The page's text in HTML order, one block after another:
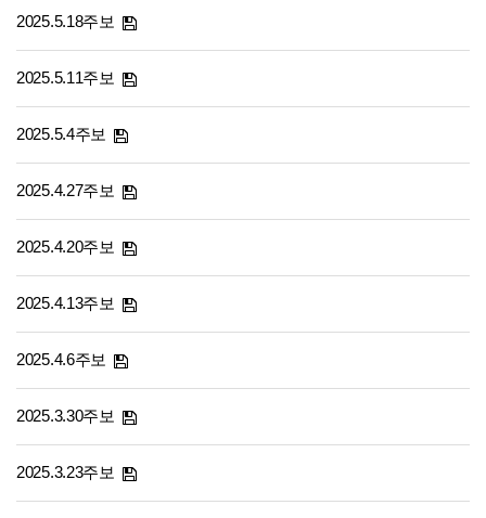
2025.5.18주보
2025.5.11주보
2025.5.4주보
2025.4.27주보
2025.4.20주보
2025.4.13주보
2025.4.6주보
2025.3.30주보
2025.3.23주보